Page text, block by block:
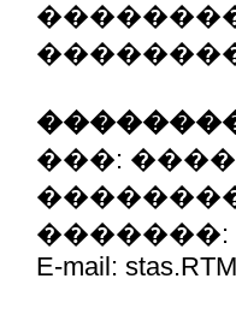
���:
�������:
E-mail: